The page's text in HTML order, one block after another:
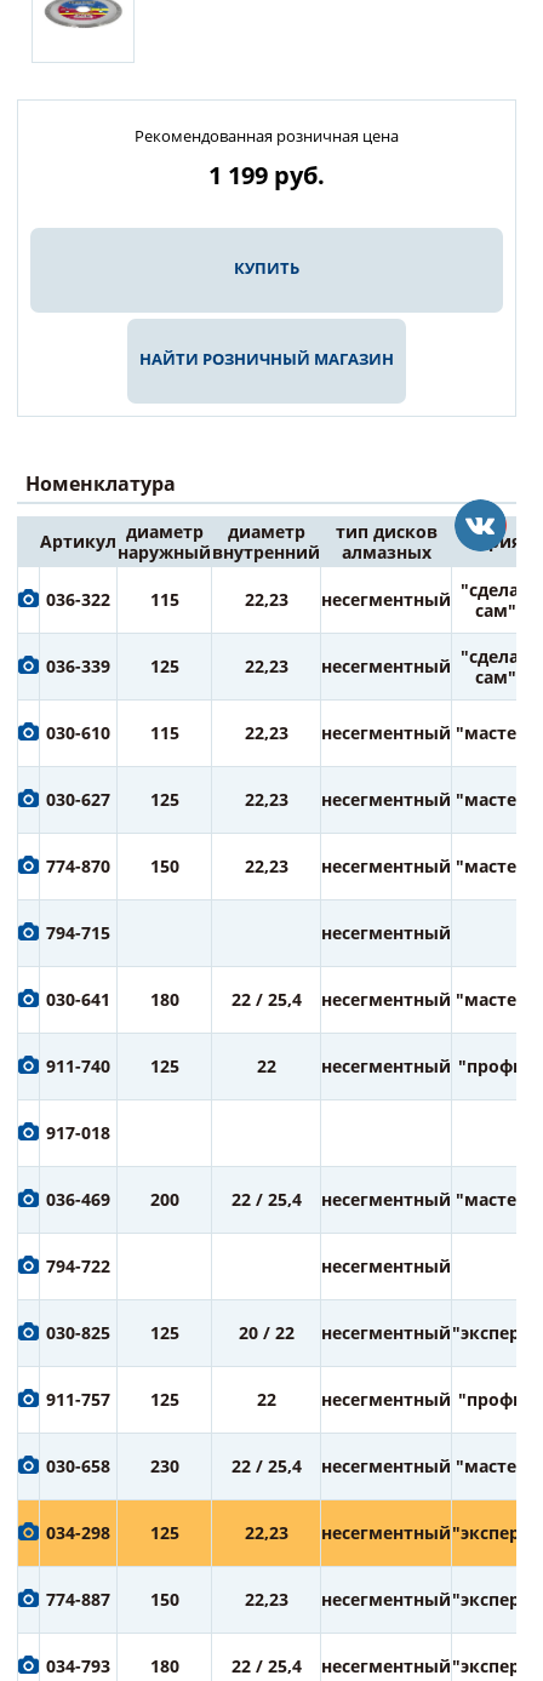
Рекомендованная розничная цена
1 199 руб.
КУПИТЬ
НАЙТИ РОЗНИЧНЫЙ МАГАЗИН
Номенклатура
Артикул диаметр
наружный
диаметр
внутренний
тип дисков
алмазных
серия
036-322 115 22,23 несегментный "сделай
сам"
036-339 125 22,23 несегментный "сделай
сам"
030-610 115 22,23 несегментный "мастер"
030-627 125 22,23 несегментный "мастер"
774-870 150 22,23 несегментный "мастер"
794-715 несегментный
030-641 180 22 / 25,4 несегментный "мастер"
911-740 125 22 несегментный "профи"
917-018
036-469 200 22 / 25,4 несегментный "мастер"
794-722 несегментный
030-825 125 20 / 22 несегментный"эксперт"
911-757 125 22 несегментный "профи"
030-658 230 22 / 25,4 несегментный "мастер"
034-298 125 22,23 несегментный"эксперт"
774-887 150 22,23 несегментный"эксперт"
034-793 180 22 / 25,4 несегментный"эксперт"